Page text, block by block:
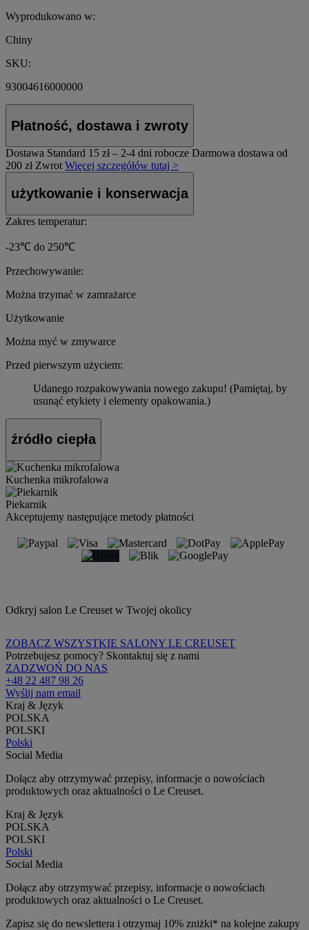
Wyprodukowano w:
Chiny
SKU:
93004616000000
Płatność, dostawa i zwroty
Dostawa Standard 15 zł – 2-4 dni robocze Darmowa dostawa od
200 zł Zwrot Więcej szczegółów tutaj >
użytkowanie i konserwacja
Zakres temperatur:
-23℃ do 250℃
Przechowywanie:
Można trzymać w zamrażarce
Użytkowanie
Można myć w zmywarce
Przed pierwszym użyciem:
Udanego rozpakowywania nowego zakupu! (Pamiętaj, by
usunąć etykiety i elementy opakowania.)
źródło ciepła
Kuchenka mikrofalowa
Piekarnik
Akceptujemy następujące metody płatności
Odkryj salon Le Creuset w Twojej okolicy
ZOBACZ WSZYSTKIE SALONY LE CREUSET
Potrzebujesz pomocy? Skontaktuj się z nami
ZADZWOŃ DO NAS
+48 22 487 98 26
Wyślij nam email
Kraj & Język
POLSKA
POLSKI
Polski
Social Media
Dołącz aby otrzymywać przepisy, informacje o nowościach
produktowych oraz aktualności o Le Creuset.
Kraj & Język
POLSKA
POLSKI
Polski
Social Media
Dołącz aby otrzymywać przepisy, informacje o nowościach
produktowych oraz aktualności o Le Creuset.
Zapisz się do newslettera i otrzymaj 10% zniżki* na kolejne zakupy